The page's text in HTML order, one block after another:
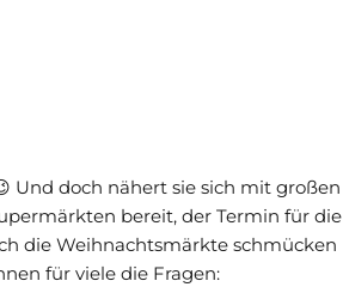
Und doch nähert sie sich mit großen
bereit, der Termin für die
die Weihnachtsmärkte schmücken
für viele die Fragen: